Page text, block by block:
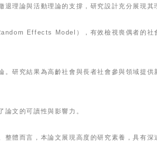
理論與活動理論的支撐，研究設計充分展現其
Effects Model），有效檢視喪偶者的社
研究結果為高齡社會與長者社會參與領域提供
文的可讀性與影響力。
體而言，本論文展現高度的研究素養，具有深